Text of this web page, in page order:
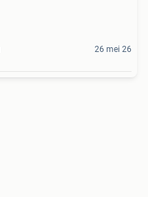
26 mei 26